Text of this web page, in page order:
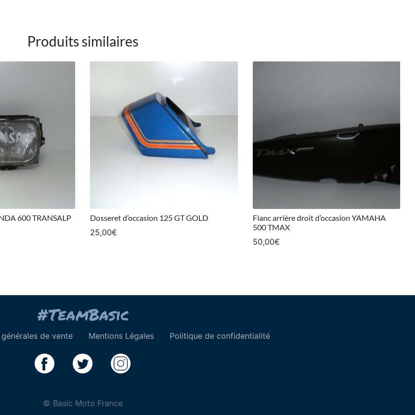
Produits similaires
600 TRANSALP Dosseret d’occasion 125 GT GOLD
25,00€
Flanc arrière droit d’occasion YAMAHA
500 TMAX
50,00€
de vente Mentions Légales Politique de confidentialité
© Basic Moto France